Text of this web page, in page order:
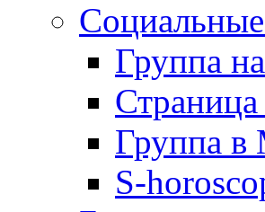
Группа
Группа
S-